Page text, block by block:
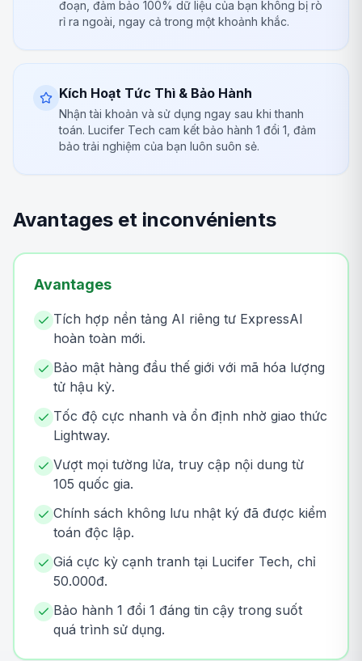
đoạn, đảm bảo 100% dữ liệu của bạn không bị rò
rỉ ra ngoài, ngay cả trong một khoảnh khắc.
Kích Hoạt Tức Thì & Bảo Hành
Nhận tài khoản và sử dụng ngay sau khi thanh
toán. Lucifer Tech cam kết bảo hành 1 đổi 1, đảm
bảo trải nghiệm của bạn luôn suôn sẻ.
Avantages et inconvénients
Avantages
Tích hợp nền tảng AI riêng tư ExpressAI
hoàn toàn mới.
Bảo mật hàng đầu thế giới với mã hóa lượng
tử hậu kỳ.
Tốc độ cực nhanh và ổn định nhờ giao thức
Lightway.
Vượt mọi tường lửa, truy cập nội dung từ
105 quốc gia.
Chính sách không lưu nhật ký đã được kiểm
toán độc lập.
Giá cực kỳ cạnh tranh tại Lucifer Tech, chỉ
50.000đ.
Bảo hành 1 đổi 1 đáng tin cậy trong suốt
quá trình sử dụng.